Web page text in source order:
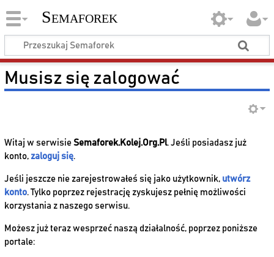
Semaforek
Musisz się zalogować
Witaj w serwisie Semaforek.Kolej.Org.Pl. Jeśli posiadasz już
konto, zaloguj się.
Jeśli jeszcze nie zarejestrowałeś się jako użytkownik, utwórz
konto. Tylko poprzez rejestrację zyskujesz pełnię możliwości
korzystania z naszego serwisu.
Możesz już teraz wesprzeć naszą działalność, poprzez poniższe
portale: